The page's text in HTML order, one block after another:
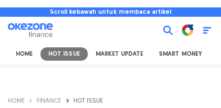
Scroll kebawah untuk membaca artikel
HOME HOT ISSUE MARKET UPDATE SMART MONEY
HOME FINANCE HOT ISSUE